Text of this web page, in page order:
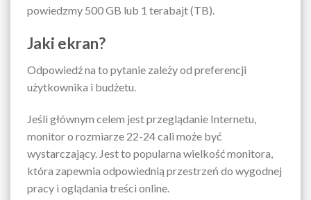
powiedzmy 500 GB lub 1 terabajt (TB).
Jaki ekran?
Odpowiedź na to pytanie zależy od preferencji
użytkownika i budżetu.
Jeśli głównym celem jest przeglądanie Internetu,
monitor o rozmiarze 22-24 cali może być
wystarczający. Jest to popularna wielkość monitora,
która zapewnia odpowiednią przestrzeń do wygodnej
pracy i oglądania treści online.